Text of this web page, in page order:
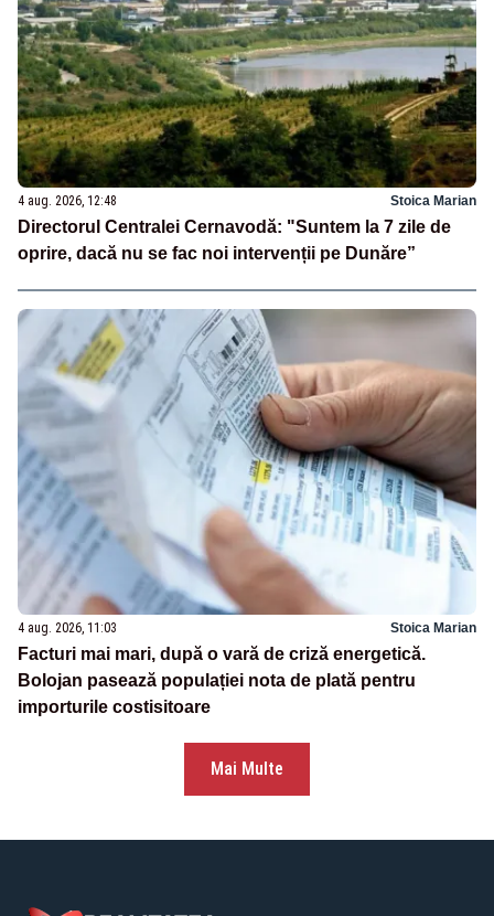
4 aug. 2026, 12:48 Stoica Marian
Directorul Centralei Cernavodă: "Suntem la 7 zile de
oprire, dacă nu se fac noi intervenții pe Dunăre”
4 aug. 2026, 11:03 Stoica Marian
Facturi mai mari, după o vară de criză energetică.
Bolojan pasează populației nota de plată pentru
importurile costisitoare
Mai Multe